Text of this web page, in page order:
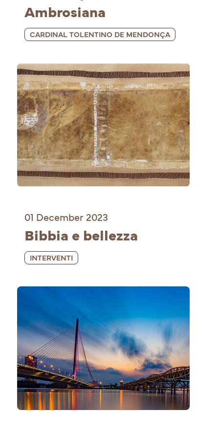
Ambrosiana
CARDINAL TOLENTINO DE MENDONÇA
01 December 2023
Bibbia e bellezza
INTERVENTI